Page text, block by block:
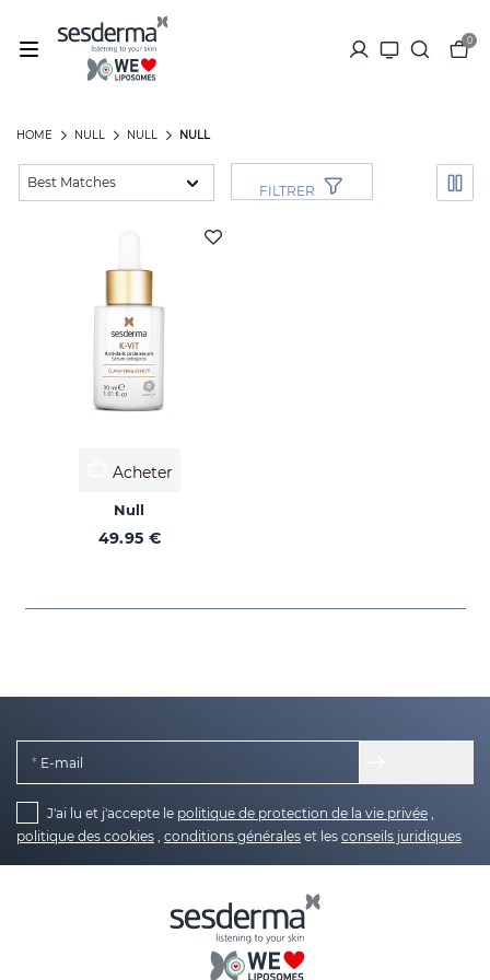
0
NULL
NULL
NULL
HOME
FILTRER
Acheter
Null
49.95 €
E-mail
J'ai lu et j'accepte le politique de protection de la vie privée ,
politique des cookies , conditions générales et les conseils juridiques